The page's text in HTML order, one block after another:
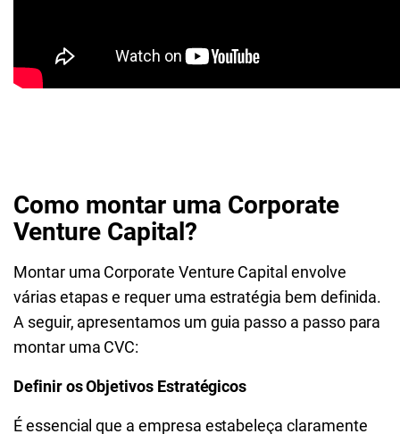
Como montar uma Corporate
Venture Capital?
Montar uma Corporate Venture Capital envolve
várias etapas e requer uma estratégia bem definida.
A seguir, apresentamos um guia passo a passo para
montar uma CVC:
Definir os Objetivos Estratégicos
É essencial que a empresa estabeleça claramente